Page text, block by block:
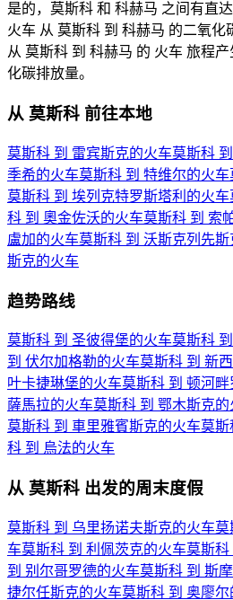
是的，莫斯科 和 科赫马 之间有直达
火车 从 莫斯科 到 科赫马 的二氧化
从 莫斯科 到 科赫马 的 火车 旅程
化碳排放量。
从 莫斯科 前往本地
莫斯科 到 雷宾斯克的火车莫斯科
季希的火车莫斯科 到 特维尔的火车
莫斯科 到 埃列克特罗斯塔利的火车
科 到 奧金佐沃的火车莫斯科 到 索
盧加的火车莫斯科 到 沃斯克列先斯
斯克的火车
趋势路线
莫斯科 到 圣彼得堡的火车莫斯科
到 伏尔加格勒的火车莫斯科 到 新
叶卡捷琳堡的火车莫斯科 到 顿河
薩馬拉的火车莫斯科 到 鄂木斯克的
莫斯科 到 車里雅賓斯克的火车莫斯
科 到 烏法的火车
从 莫斯科 出发的周末度假
莫斯科 到 乌里扬诺夫斯克的火车莫
车莫斯科 到 利佩茨克的火车莫斯科
到 别尔哥罗德的火车莫斯科 到 斯
捷尔任斯克的火车莫斯科 到 奥廖尔